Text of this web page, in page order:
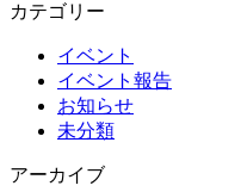
カテゴリー
イベント
イベント報告
お知らせ
未分類
アーカイブ